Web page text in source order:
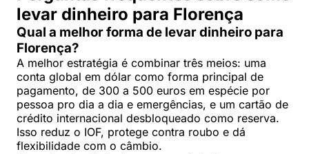
levar dinheiro para Florença
Qual a melhor forma de levar dinheiro para
Florença?
A melhor estratégia é combinar três meios: uma
conta global em dólar como forma principal de
pagamento, de 300 a 500 euros em espécie por
pessoa pro dia a dia e emergências, e um cartão de
crédito internacional desbloqueado como reserva.
Isso reduz o IOF, protege contra roubo e dá
flexibilidade com o câmbio.